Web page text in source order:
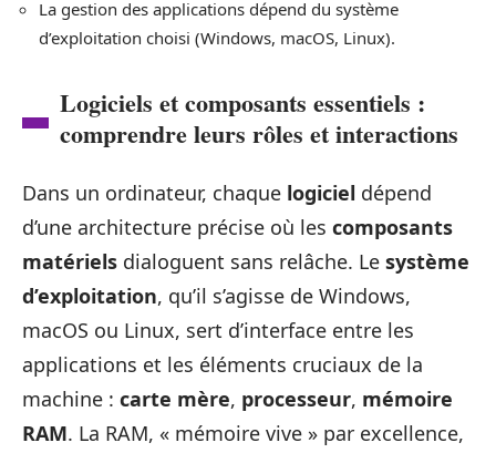
La gestion des applications dépend du système
d’exploitation choisi (Windows, macOS, Linux).
Logiciels et composants essentiels :
comprendre leurs rôles et interactions
Dans un ordinateur, chaque logiciel dépend
d’une architecture précise où les composants
matériels dialoguent sans relâche. Le système
d’exploitation, qu’il s’agisse de Windows,
macOS ou Linux, sert d’interface entre les
applications et les éléments cruciaux de la
machine : carte mère, processeur, mémoire
RAM. La RAM, « mémoire vive » par excellence,